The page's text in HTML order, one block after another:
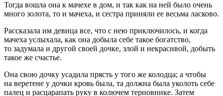
Тогда вошла она к мачехе в дом, и так как на ней было очень
много золота, то и мачеха, и сестра приняли ее весьма ласково.
Рассказала им девица все, что с нею приключилось, и когда
мачеха услыхала, как она добыла себе такое богатство,
то задумала и другой своей дочке, злой и некрасивой, добыть
такое же счастье.
Она свою дочку усадила прясть у того же колодца; а чтобы
на веретене у дочки кровь была, та должна была уколоть себе
палец и расцарапать руку в колючем терновнике. Затем